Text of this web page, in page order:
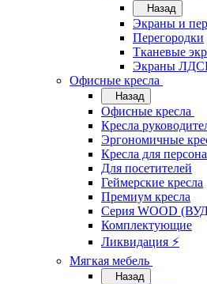
Назад
Экраны и
Перегородки
Тканевые
Экраны
Офисные кресла
Назад
Офисные кресла
Кресла
Эргономичные
Кресла для
Для посетителей
Геймерские кресла
Премиум кресла
Серия WOOD
Комплектующие
Ликвидация ⚡
Мягкая мебель
Назад